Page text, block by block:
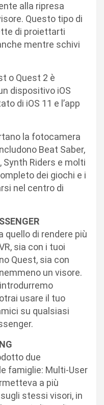
alla ripresa
Questo tipo di
di proiettarti
mentre schivi
o Quest 2 è
dispositivo iOS
di iOS 11 e l’app
la fotocamera
Beat Saber,
Synth Riders e molti
dei giochi e i
nel centro di
quello di rendere più
sia con i tuoi
Quest, sia con
un visore.
usare il tuo
su qualsiasi
due
famiglie: Multi-User
a più
stessi visori, in